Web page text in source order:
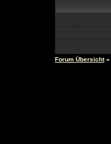
Forum Übersicht»